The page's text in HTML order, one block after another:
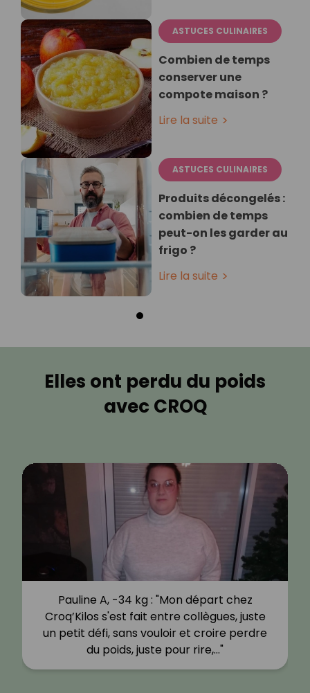
ASTUCES CULINAIRES
Combien de temps
conserver une
compote maison ?
Lire la suite
ASTUCES CULINAIRES
Produits décongelés :
combien de temps
peut-on les garder au
frigo ?
Lire la suite
Elles ont perdu du poids
avec CROQ
Pauline A, -34 kg : "Mon départ chez
Croq’Kilos s'est fait entre collègues, juste
un petit défi, sans vouloir et croire perdre
du poids, juste pour rire,…"